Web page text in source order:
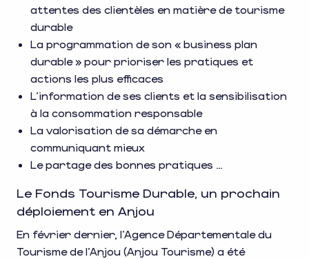
attentes des clientèles en matière de tourisme
durable
La programmation de son « business plan
durable » pour prioriser les pratiques et
actions les plus efficaces
L’information de ses clients et la sensibilisation
à la consommation responsable
La valorisation de sa démarche en
communiquant mieux
Le partage des bonnes pratiques …
Le Fonds Tourisme Durable, un prochain
déploiement en Anjou
En février dernier, l’Agence Départementale du
Tourisme de l’Anjou (Anjou Tourisme) a été